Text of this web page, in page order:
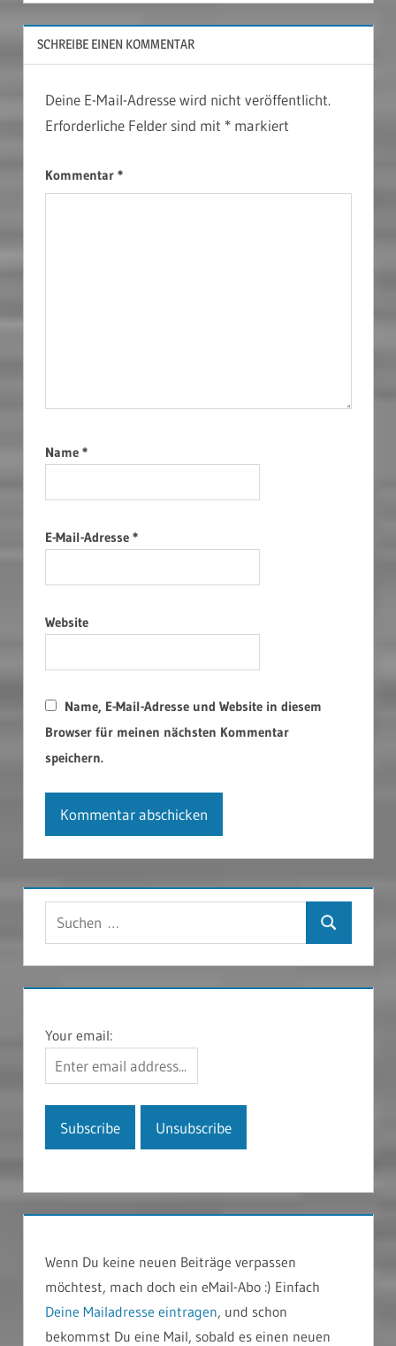
SCHREIBE EINEN KOMMENTAR
Deine E-Mail-Adresse wird nicht veröffentlicht.
Erforderliche Felder sind mit *markiert
Kommentar *
Name *
E-Mail-Adresse *
Website
Name, E-Mail-Adresse und Website in diesem
Browser für meinen nächsten Kommentar
speichern.
Suchen
Your email:
Wenn Du keine neuen Beiträge verpassen
möchtest, mach doch ein eMail-Abo :) Einfach
Deine Mailadresse eintragen, und schon
bekommst Du eine Mail, sobald es einen neuen